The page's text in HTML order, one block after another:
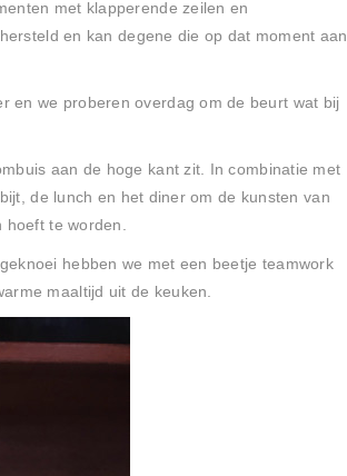
met klapperende zeilen en
en kan degene die op dat moment aan
en we proberen overdag om de beurt wat bij
aan de hoge kant zit. In combinatie met
de lunch en het diner om de kunsten van
hoeft te worden.
hebben we met een beetje teamwork
maaltijd uit de keuken.